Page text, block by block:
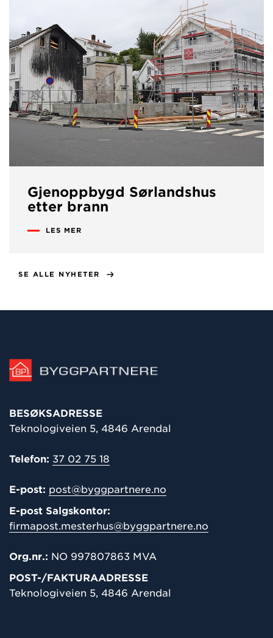
Gjenoppbygd Sørlandshus
etter brann
LES MER
SE ALLE NYHETER
BESØKSADRESSE
Teknologiveien 5, 4846 Arendal
Telefon: 37 02 75 18
E-post: post@byggpartnere.no
E-post Salgskontor:
firmapost.mesterhus@byggpartnere.no
Org.nr.: NO 997807863 MVA
POST-/FAKTURAADRESSE
Teknologiveien 5, 4846 Arendal